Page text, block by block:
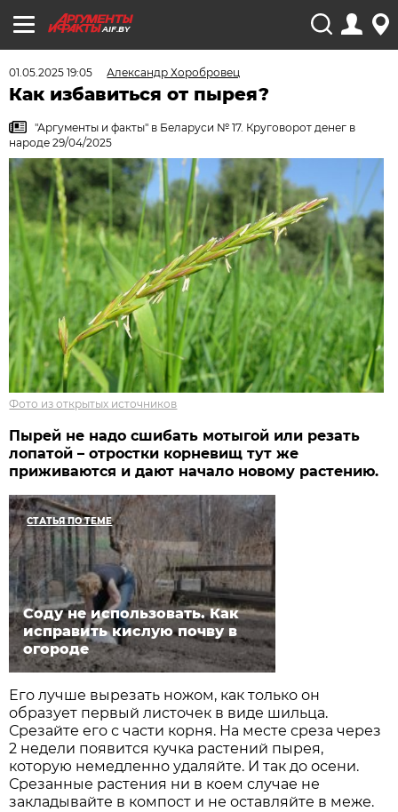
AIF.BY
01.05.2025 19:05 Александр Хоробровец
Как избавиться от пырея?
"Аргументы и факты" в Беларуси № 17. Круговорот денег в
народе 29/04/2025
Фото из открытых источников
Пырей не надо сшибать мотыгой или резать
лопатой – отростки корневищ тут же
приживаются и дают начало новому растению.
СТАТЬЯ ПО ТЕМЕ
Соду не использовать. Как
исправить кислую почву в
огороде
Его лучше вырезать ножом, как только он
образует первый листочек в виде шильца.
Срезайте его с части корня. На месте среза через
2 недели появится кучка растений пырея,
которую немедленно удаляйте. И так до осени.
Срезанные растения ни в коем случае не
закладывайте в компост и не оставляйте в меже.